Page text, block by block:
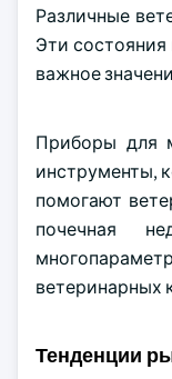
Различные
Эти
важное
Приборы для
инструменты,
помогают
почечная
ветеринарных
Тенденции